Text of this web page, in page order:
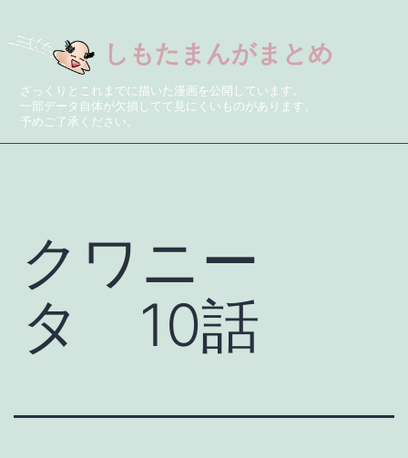
しもたまんがまとめ
ざっくりとこれまでに描いた漫画を公開しています。
一部データ自体が欠損してて見にくいものがあります。
予めご了承ください。
クワニー
タ 10話